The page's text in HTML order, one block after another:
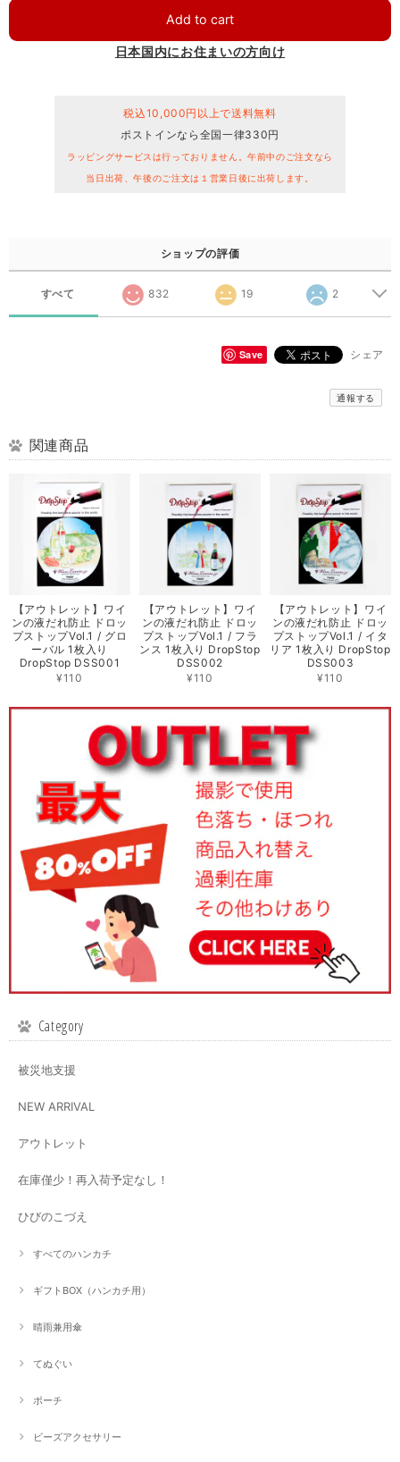
Add to cart
日本国内にお住まいの方向け
税込10,000円以上で送料無料
ポストインなら全国一律330円
ラッピングサービスは行っておりません。午前中のご注文なら
当日出荷、午後のご注文は１営業日後に出荷します。
ショップの評価
すべて 832 19 2
Save シェア
通報する
関連商品
【アウトレット】ワイ
ンの液だれ防止 ドロッ
プストップVol.1 / グロ
ーバル 1枚入り
DropStop DSS001
¥110
【アウトレット】ワイ
ンの液だれ防止 ドロッ
プストップVol.1 / フラ
ンス 1枚入り DropStop
DSS002
¥110
【アウトレット】ワイ
ンの液だれ防止 ドロッ
プストップVol.1 / イタ
リア 1枚入り DropStop
DSS003
¥110
Category
被災地支援
NEW ARRIVAL
アウトレット
在庫僅少！再入荷予定なし！
ひびのこづえ
すべてのハンカチ
ギフトBOX（ハンカチ用）
晴雨兼用傘
てぬぐい
ポーチ
ビーズアクセサリー